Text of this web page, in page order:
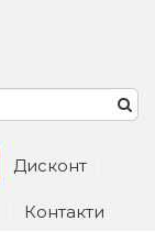
Дисконт
Контакти